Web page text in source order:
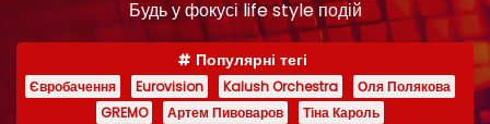
Будь у фокусі life style подій
Популярні тегі
Євробачення Eurovision Kalush Orchestra
Оля Полякова
GREMO
Артем Пивоваров Тіна Кароль